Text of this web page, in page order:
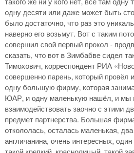
одну десяти или даже может быть
было достаточно, что раз это
наверно его возьмут. Вот с таким
совершил свой первый прокол -
сказать, что вот в Зимбабве сидел
Тимохович, корреспондент РИА
совершенно парень, который провёл
одну большую фирму, которая
ЮАР, и одну маленькую нашёл, и мы
взаимодействовать заочно с этими
предмет партнерства. Большая
откололась, осталась маленькая,
англичанина, очень интересных,